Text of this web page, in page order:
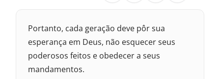
2017 – Nova Almeida Atualizada
2009 – Almeida Revisada e Corrigida
Portanto, cada geração deve pôr sua
esperança em Deus, não esquecer seus
poderosos feitos e obedecer a seus
mandamentos.